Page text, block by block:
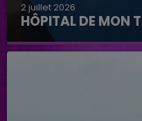
2 juillet 2026
HÔPITAL DE MON
Hôpital de mon